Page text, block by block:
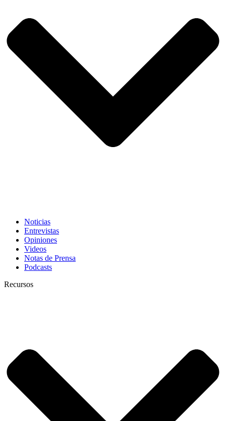
Noticias
Entrevistas
Opiniones
Videos
Notas de Prensa
Podcasts
Recursos